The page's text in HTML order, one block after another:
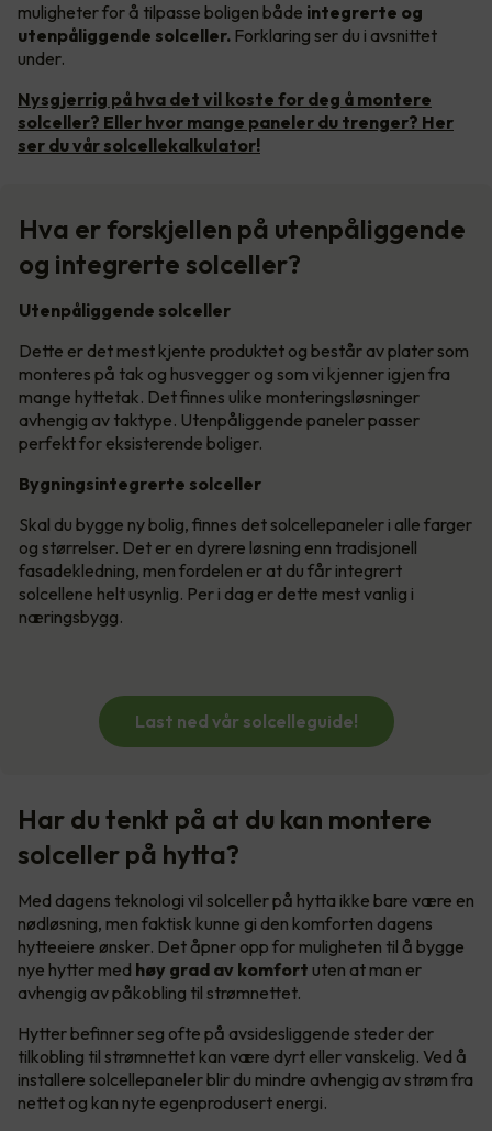
muligheter for å tilpasse boligen både integrerte og
utenpåliggende solceller. Forklaring ser du i avsnittet
under.
Nysgjerrig på hva det vil koste for deg å montere
solceller? Eller hvor mange paneler du trenger? Her
ser du vår solcellekalkulator!
Hva er forskjellen på utenpåliggende
og integrerte solceller?
Utenpåliggende solceller
Dette er det mest kjente produktet og består av plater som
monteres på tak og husvegger og som vi kjenner igjen fra
mange hyttetak. Det finnes ulike monteringsløsninger
avhengig av taktype. Utenpåliggende paneler passer
perfekt for eksisterende boliger.
Bygningsintegrerte solceller
Skal du bygge ny bolig, finnes det solcellepaneler i alle farger
og størrelser. Det er en dyrere løsning enn tradisjonell
fasadekledning, men fordelen er at du får integrert
solcellene helt usynlig. Per i dag er dette mest vanlig i
næringsbygg.
Last ned vår solcelleguide!
Har du tenkt på at du kan montere
solceller på hytta?
Med dagens teknologi vil solceller på hytta ikke bare være en
nødløsning, men faktisk kunne gi den komforten dagens
hytteeiere ønsker. Det åpner opp for muligheten til å bygge
nye hytter med høy grad av komfort uten at man er
avhengig av påkobling til strømnettet.
Hytter befinner seg ofte på avsidesliggende steder der
tilkobling til strømnettet kan være dyrt eller vanskelig. Ved å
installere solcellepaneler blir du mindre avhengig av strøm fra
nettet og kan nyte egenprodusert energi.